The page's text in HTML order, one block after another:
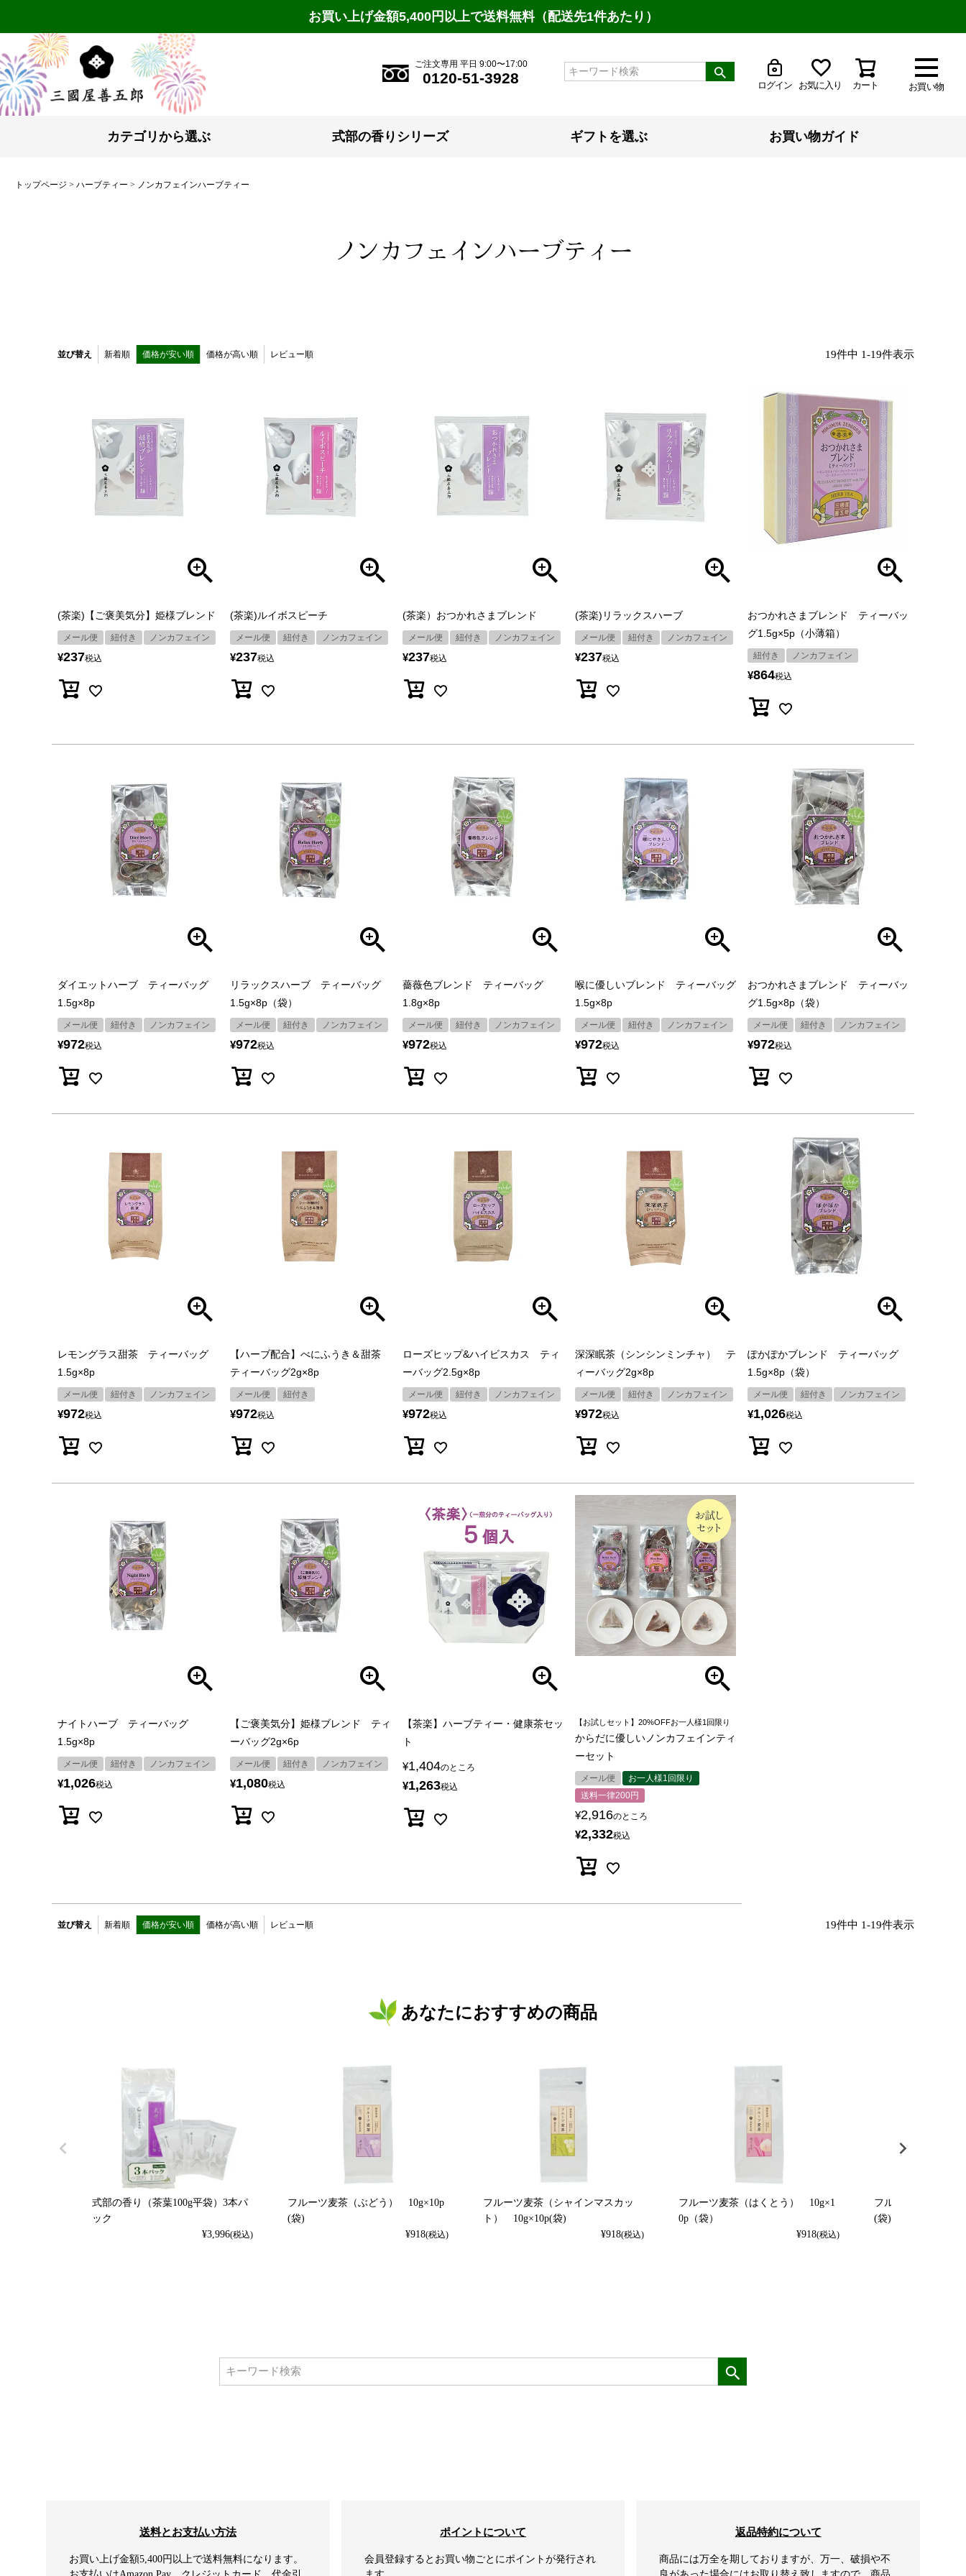
お買い上げ金額5,400円以上で送料無料（配送先1件あたり）
お買い物
ご注文専用 平日 9:00〜17:00
0120-51-3928 ログイン お気に入り カート
カテゴリから選ぶ 式部の香りシリーズ ギフトを選ぶ お買い物ガイド
トップページ ハーブティー ノンカフェインハーブティー
ノンカフェインハーブティー
並び替え 新着順 価格が安い順 価格が高い順 レビュー順 19件中 1-19件表示
(茶楽)【ご褒美気分】姫様ブレンド
メール便 紐付き ノンカフェイン
¥237税込
(茶楽)ルイボスピーチ
メール便 紐付き ノンカフェイン
¥237税込
(茶楽）おつかれさまブレンド
メール便 紐付き ノンカフェイン
¥237税込
(茶楽)リラックスハーブ
メール便 紐付き ノンカフェイン
¥237税込
おつかれさまブレンド ティーバッ
グ1.5g×5p（小薄箱）
紐付き ノンカフェイン
¥864税込
ダイエットハーブ ティーバッグ
1.5g×8p
メール便 紐付き ノンカフェイン
¥972税込
リラックスハーブ ティーバッグ
1.5g×8p（袋）
メール便 紐付き ノンカフェイン
¥972税込
薔薇色ブレンド ティーバッグ
1.8g×8p
メール便 紐付き ノンカフェイン
¥972税込
喉に優しいブレンド ティーバッグ
1.5g×8p
メール便 紐付き ノンカフェイン
¥972税込
おつかれさまブレンド ティーバッ
グ1.5g×8p（袋）
メール便 紐付き ノンカフェイン
¥972税込
レモングラス甜茶 ティーバッグ
1.5g×8p
メール便 紐付き ノンカフェイン
¥972税込
【ハーブ配合】べにふうき＆甜茶
ティーバッグ2g×8p
メール便 紐付き
¥972税込
ローズヒップ&ハイビスカス ティ
ーバッグ2.5g×8p
メール便 紐付き ノンカフェイン
¥972税込
深深眠茶（シンシンミンチャ） テ
ィーバッグ2g×8p
メール便 紐付き ノンカフェイン
¥972税込
ぽかぽかブレンド ティーバッグ
1.5g×8p（袋）
メール便 紐付き ノンカフェイン
¥1,026税込
ナイトハーブ ティーバッグ
1.5g×8p
メール便 紐付き ノンカフェイン
¥1,026税込
【ご褒美気分】姫様ブレンド ティ
ーバッグ2g×6p
メール便 紐付き ノンカフェイン
¥1,080税込
【茶楽】ハーブティー・健康茶セッ
ト
¥1,404のところ
¥1,263税込
【お試しセット】20%OFFお一人様1回限り
からだに優しいノンカフェインティ
ーセット
メール便
お一人様1回限り
送料一律200円
¥2,916のところ
¥2,332税込
並び替え 新着順 価格が安い順 価格が高い順 レビュー順 19件中 1-19件表示
あなたにおすすめの商品
式部の香り（茶葉100g平袋）3本パ
ック
¥3,996(税込)
フルーツ麦茶（ぶどう） 10g×10p
(袋)
¥918(税込)
フルーツ麦茶（シャインマスカッ
ト） 10g×10p(袋)
¥918(税込)
フルーツ麦茶（はくとう） 10g×1
0p（袋）
¥918(税込)
フルーツ麦茶（れ
(袋)
送料とお支払い方法
お買い上げ金額5,400円以上で送料無料になります。
ポイントについて
会員登録するとお買い物ごとにポイントが発行され
返品特約について
商品には万全を期しておりますが、万一、破損や不